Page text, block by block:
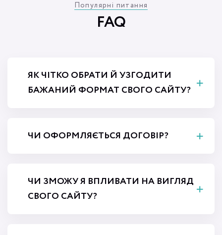
Популярні питання
FAQ
ЯК ЧІТКО ОБРАТИ Й УЗГОДИТИ
БАЖАНИЙ ФОРМАТ СВОГО САЙТУ?
ЧИ ОФОРМЛЯЄТЬСЯ ДОГОВІР?
ЧИ ЗМОЖУ Я ВПЛИВАТИ НА ВИГЛЯД
СВОГО САЙТУ?